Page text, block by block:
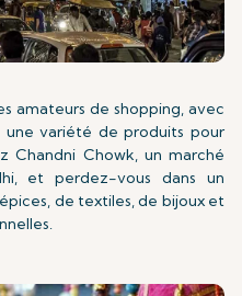
amateurs de shopping, avec
une variété de produits pour
Chandni Chowk, un marché
et perdez-vous dans un
de textiles, de bijoux et